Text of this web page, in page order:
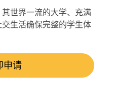
世界一流的大学、充满
生活确保完整的学生体
申请